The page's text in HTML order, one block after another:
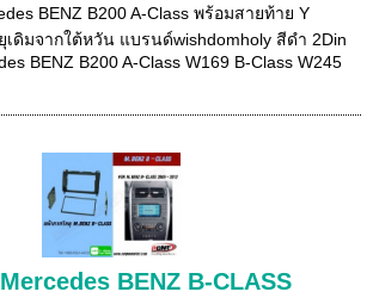
BENZ B200 A-Class พร้อมสายท้าย Y
เดิมจากใต้หวัน แบรนด์wishdomholy สีดำ 2Din
BENZ B200 A-Class W169 B-Class W245
BENZ B-CLASS